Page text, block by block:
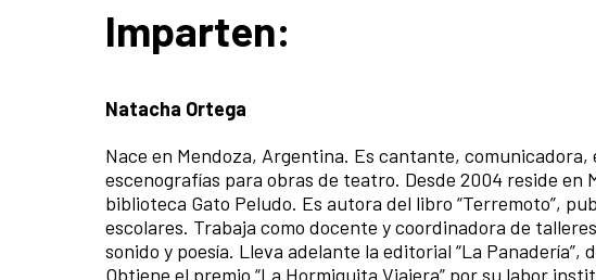
Imparten:
Natacha Ortega
Nace en Mendoza, Argentina. Es cantante,
escenografías para obras de teatro. Desde 2004 reside
biblioteca Gato Peludo. Es autora del libro “Terremoto”,
escolares. Trabaja como docente y coordinadora de
sonido y poesía. Lleva adelante la editorial “La
Obtiene el premio “La Hormiguita Viajera” por su labor